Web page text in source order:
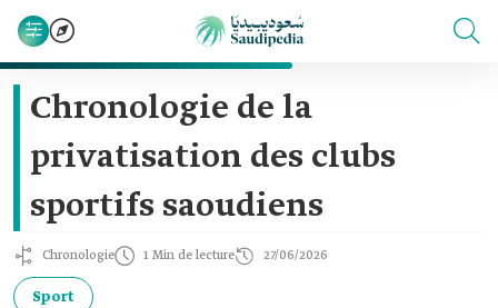
Chronologie de la
privatisation des clubs
sportifs saoudiens
Chronologie 1 Min de lecture 27/06/2026
Sport